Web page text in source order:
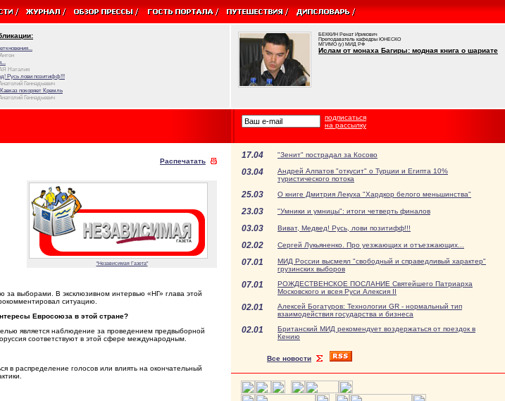
Наталия
Русь лови позитифф!!!
Геннадьевич
покоряет Кремль
Геннадьевич
БЕККИН Ренат Ирикович
Преподаватель кафедры ЮНЕСКО
МГИМО (у) МИД РФ
Ислам от монаха Багиры: модная книга о шариате
подписаться
на рассылку
Распечатать
"Независимая Газета"
выборами. В эксклюзивном интервью «НГ» глава этой
ситуацию.
Евросоюза в этой стране?
является наблюдение за проведением предвыборной
соответствуют в этой сфере международным.
распределение голосов или влиять на окончательный
17.04 "Зенит" пострадал за Косово
03.04
Андрей Алпатов "откусит" о Турции и Египта 10%
туристического потока
25.03 О книге Дмитрия Лекуха "Хардкор белого меньшинства"
23.03 "Умники и умницы": итоги четверть финалов
03.03 Виват, Медвед! Русь, лови позитифф!!!
02.02 Сергей Лукьяненко. Про уезжающих и отъезжающих...
07.01
МИД России высмеял "свободный и справедливый характер"
грузинских выборов
07.01
РОЖДЕСТВЕНСКОЕ ПОСЛАНИЕ Святейшего Патриарха
Московского и всея Руси Алексия II
02.01
Алексей Богатуров: Технологии GR - нормальный тип
взаимодействия государства и бизнеса
02.01
Британский МИД рекомендует воздержаться от поездок в
Кению
Все новости